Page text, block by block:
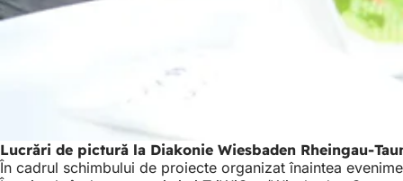
Lucrări de pictură la Diakonie Wiesbaden Rheingau-
În cadrul schimbului de proiecte organizat înaintea